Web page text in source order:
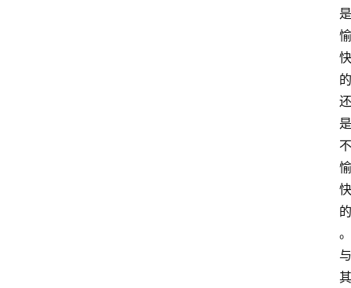
是
愉
快
的
还
是
不
愉
快
的
。
与
其